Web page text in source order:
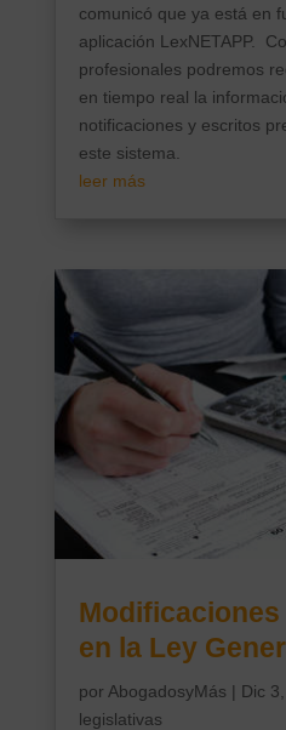
comunicó que ya está en
aplicación LexNETAPP.
profesionales podremos
en tiempo real la
notificaciones y escritos
este sistema.
leer más
en la Ley
por AbogadosyMás | Dic
legislativas